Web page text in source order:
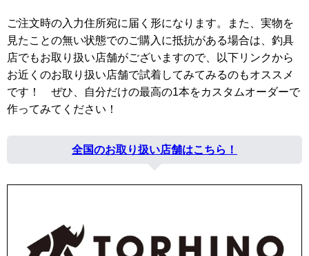
ご注文時の入力住所宛に届く形になります。また、実物を
見たことの無い状態でのご購入に抵抗がある場合は、釣具
店でもお取り扱い店舗がございますので、以下リンクから
お近くのお取り扱い店舗で試着してみてみるのもオススメ
です！ ぜひ、自分だけの最高の1本をカスタムオーダーで
作ってみてください！
全国のお取り扱い店舗はこちら！